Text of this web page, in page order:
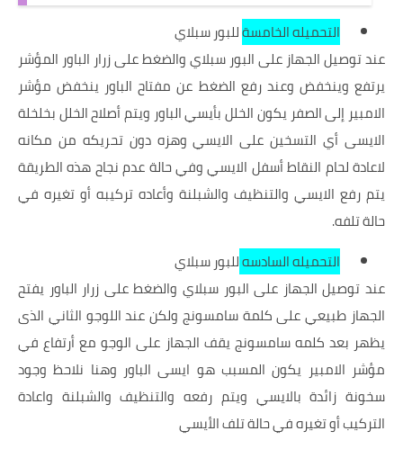
التحميله الخامسةللبور سبلاي
عند توصيل الجهاز على البور سبلاي والضغط على زرار الباور المؤشر
يرتفع وينخفض وعند رفع الضغط عن مفتاح الباور ينخفض مؤشر
الامبير إلى الصفر يكون الخلل بأيسي الباور ويتم أصلاح الخلل بخلخلة
الايسى أي التسخين على الايسي وهزه دون تحريكه من مكانه
لاعادة لحام النقاط أسفل الايسي وفي حالة عدم نجاح هذه الطريقة
يتم رفع الايسي والتنظيف والشبلنة وأعاده تركيبه أو تغيره في
حالة تلفه.
التحميله السادسهللبور سبلاي
عند توصيل الجهاز على البور سبلاي والضغط على زرار الباور يفتح
الجهاز طبيعي على كلمة سامسونج ولكن عند اللوجو الثاني الذى
يظهر بعد كلمه سامسونج يقف الجهاز على الوجو مع أرتفاع في
مؤشر الامبير يكون المسبب هو ايسى الباور وهنا نلاحظ وجود
سخونة زائدة بالايسي ويتم رفعه والتنظيف والشبلنة واعادة
التركيب أو تغيره في حالة تلف الأيسي